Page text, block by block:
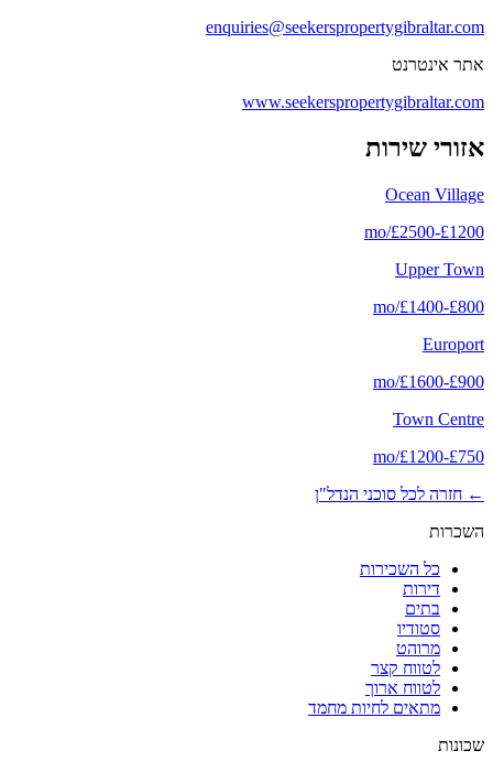
enquiries@seekerspropertygibraltar.com
אתר אינטרנט
www.seekerspropertygibraltar.com
אזורי שירות
Ocean Village
£1200
-
£2500
/mo
Upper Town
£800
-
£1400
/mo
Europort
£900
-
£1600
/mo
Town Centre
£750
-
£1200
/mo
← חזרה לכל סוכני הנדל"ן
השכרות
כל השכירות
דירות
בתים
סטודיו
מרוהט
לטווח קצר
לטווח ארוך
מתאים לחיות מחמד
שכונות